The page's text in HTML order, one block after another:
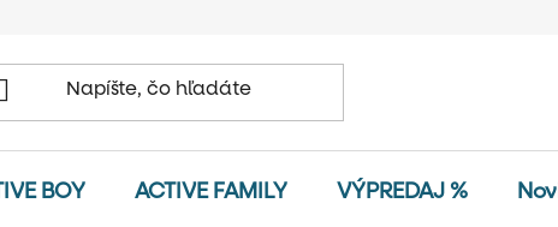
BOY ACTIVE FAMILY VÝPREDAJ %